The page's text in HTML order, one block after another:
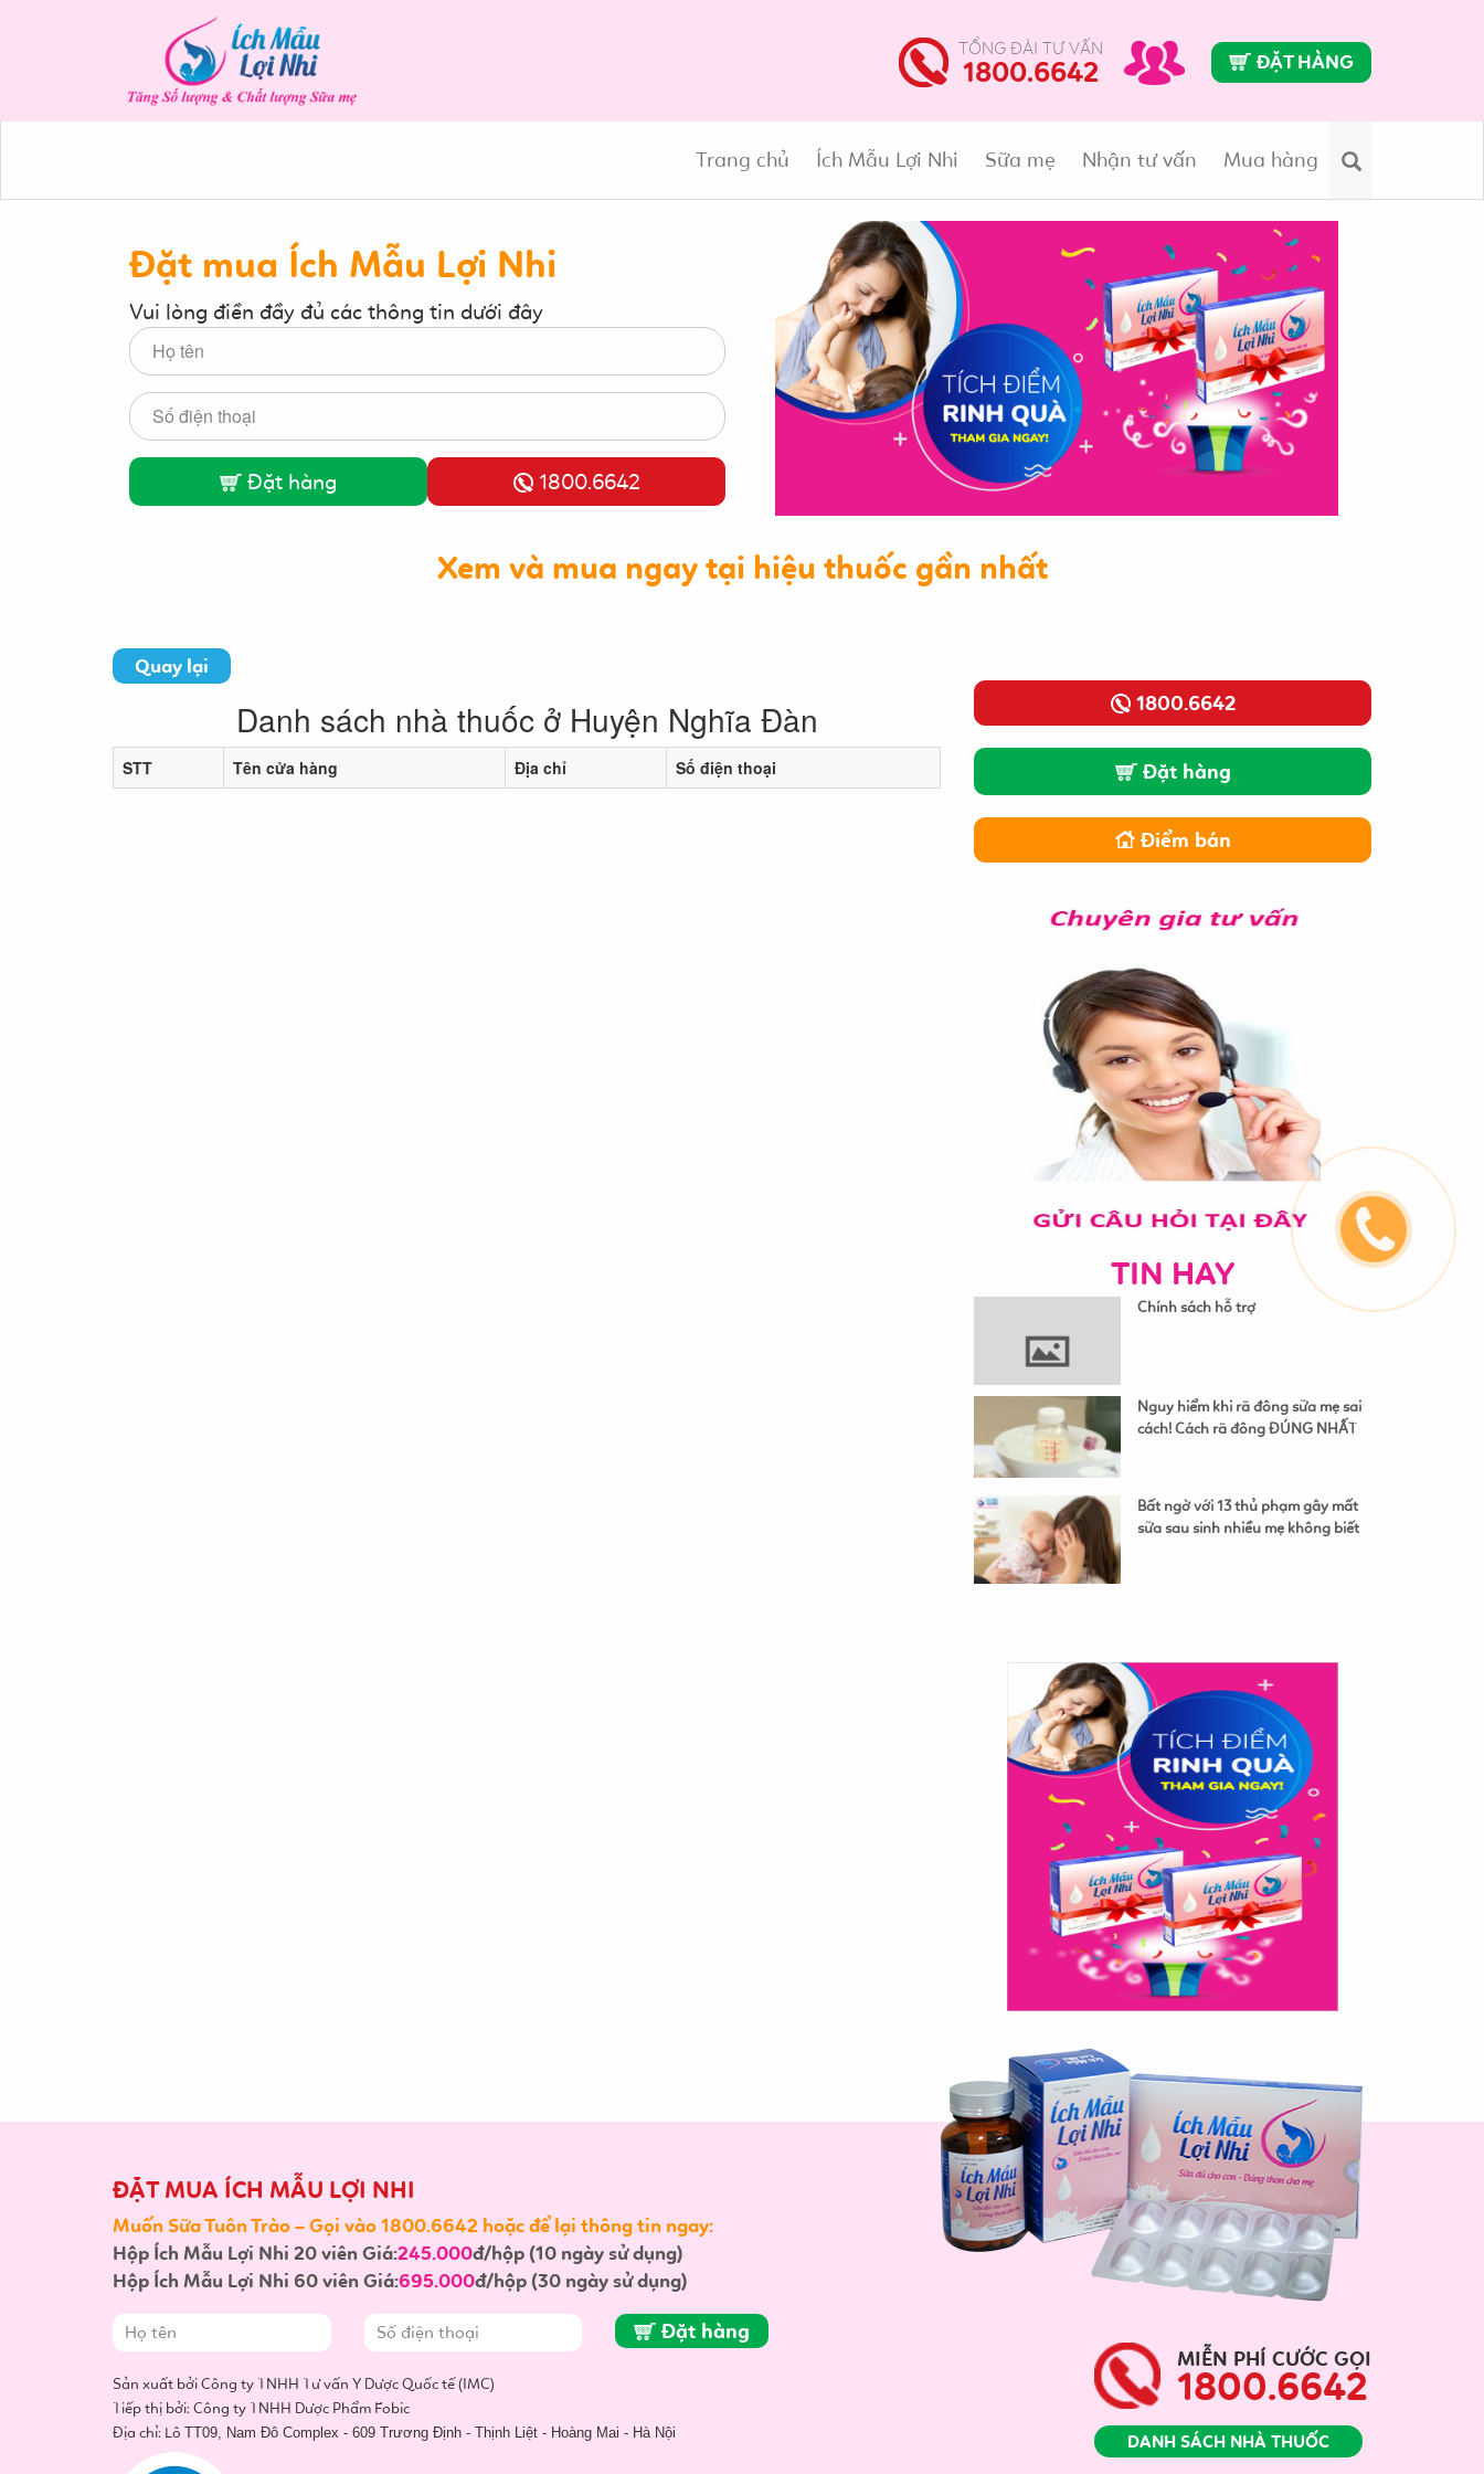
TỔNG ĐÀI TƯ VẤN
1800.6642 ĐẶT HÀNG
Trang chủ Ích Mẫu Lợi Nhi Sữa mẹ Nhận tư vấn Mua hàng
Đặt mua Ích Mẫu Lợi Nhi
Vui lòng điền đầy đủ các thông tin dưới đây
Đặt hàng 1800.6642
Xem và mua ngay tại hiệu thuốc gần nhất
Quay lại
Danh sách nhà thuốc ở Huyện Nghĩa Đàn
STT Tên cửa hàng Địa chỉ Số điện thoại
1800.6642
Đặt hàng
Điểm bán
TIN HAY
Chính sách hỗ trợ
Nguy hiểm khi rã đông sữa mẹ sai
cách! Cách rã đông ĐÚNG NHẤT
Bất ngờ với 13 thủ phạm gây mất
sữa sau sinh nhiều mẹ không biết
ĐẶT MUA ÍCH MẪU LỢI NHI
Muốn Sữa Tuôn Trào – Gọi vào 1800.6642 hoặc để lại thông tin ngay:
Hộp Ích Mẫu Lợi Nhi 20 viên Giá:245.000đ/hộp (10 ngày sử dụng)
Hộp Ích Mẫu Lợi Nhi 60 viên Giá:695.000đ/hộp (30 ngày sử dụng)
Đặt hàng
Sản xuất bởi Công ty TNHH Tư vấn Y Dược Quốc tế (IMC)
Tiếp thị bởi: Công ty TNHH Dược Phẩm Fobic
Địa chỉ: Lô TT09, Nam Đô Complex - 609 Trương Định - Thịnh Liệt - Hoàng Mai - Hà Nội
MIỄN PHÍ CƯỚC GỌI
1800.6642
DANH SÁCH NHÀ THUỐC